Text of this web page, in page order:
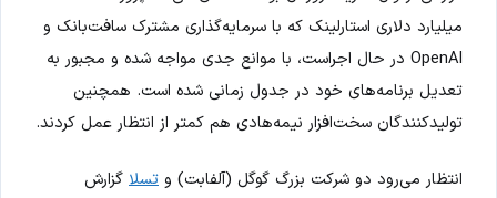
میلیارد دلاری استارلینک که با سرمایه‌گذاری مشترک سافت‌بانک و
OpenAI در حال اجراست، با موانع جدی مواجه شده و مجبور به
تعدیل برنامه‌های خود در جدول زمانی شده است. همچنین
تولیدکنندگان سخت‌افزار نیمه‌هادی هم کمتر از انتظار عمل کردند.
انتظار می‌رود دو شرکت بزرگ گوگل (آلفابت) و تسلا گزارش